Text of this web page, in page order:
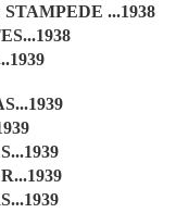
...1938